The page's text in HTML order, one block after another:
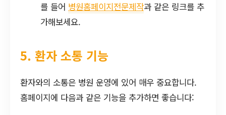
를 들어 병원홈페이지전문제작과 같은 링크를 추
가해보세요.
5. 환자 소통 기능
환자와의 소통은 병원 운영에 있어 매우 중요합니다.
홈페이지에 다음과 같은 기능을 추가하면 좋습니다: